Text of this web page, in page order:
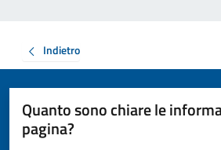
Indietro
Quanto sono chiare le
pagina?